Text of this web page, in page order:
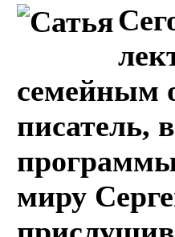
семейным
писатель,
миру